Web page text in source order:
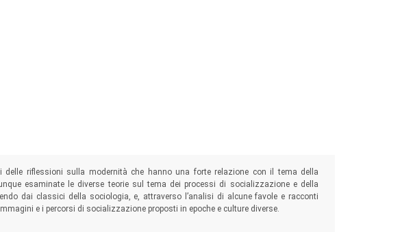
delle riflessioni sulla modernità che hanno una forte relazione con il tema della
esaminate le diverse teorie sul tema dei processi di socializzazione e della
dai classici della sociologia, e, attraverso l’analisi di alcune favole e racconti
e i percorsi di socializzazione proposti in epoche e culture diverse.